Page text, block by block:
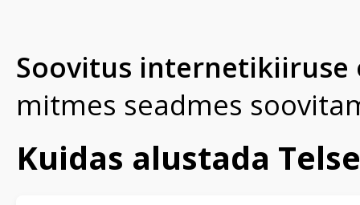
Soovitus internetikiiruse
mitmes seadmes
Kuidas alustada